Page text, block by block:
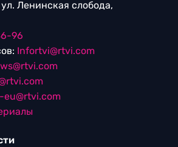
Ленинская слобода,
96
Infortvi@rtvi.com
eu@rtvi.com